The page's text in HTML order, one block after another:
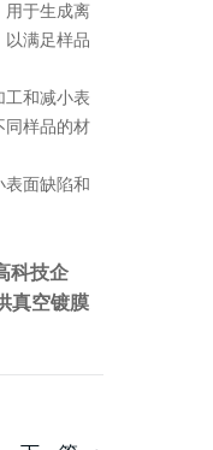
用于生成离
以满足样品
工和减小表
同样品的材
面缺陷和
科技企
真空镀膜